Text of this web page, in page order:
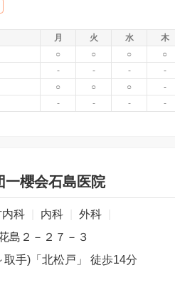
月 火 水
木
○ ○ ○
○
- - -
-
○ ○ ○
-
- - - -
一櫻会石島医院
科 内科 外科
島２－２７－３
手)「北松戸」 徒歩14分